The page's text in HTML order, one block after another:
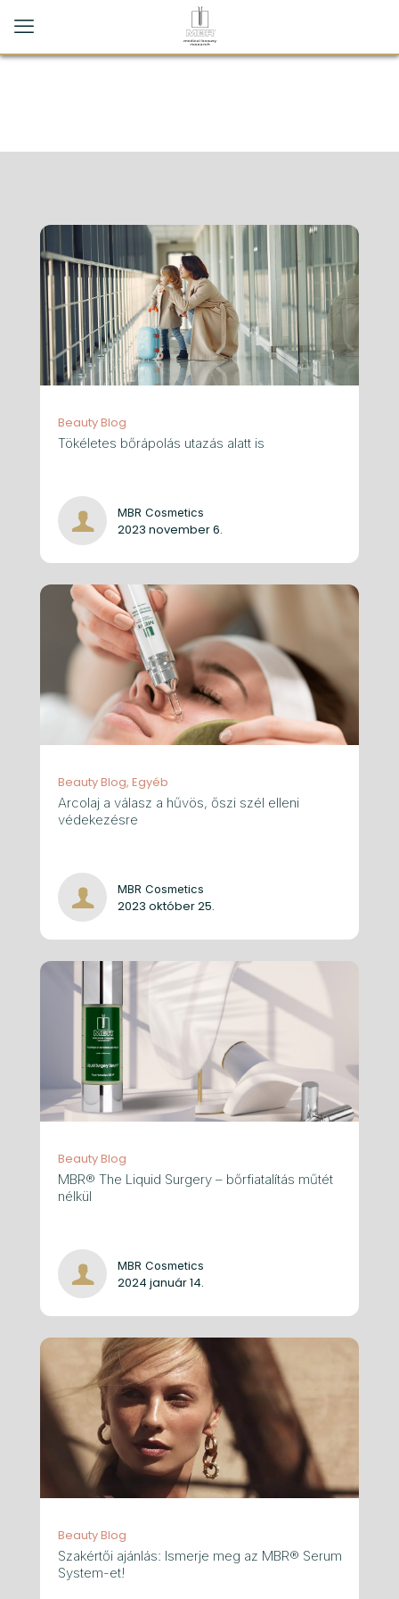
Beauty Blog
Tökéletes bőrápolás utazás alatt is
MBR Cosmetics
2023 november 6.
Beauty Blog Egyéb
Arcolaj a válasz a hűvös, őszi szél elleni
védekezésre
MBR Cosmetics
2023 október 25.
Beauty Blog
MBR® The Liquid Surgery – bőrfiatalítás műtét
nélkül
MBR Cosmetics
2024 január 14.
Beauty Blog
Szakértői ajánlás: Ismerje meg az MBR® Serum
System-et!